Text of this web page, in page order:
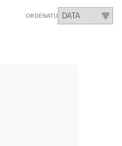
ORDENATU